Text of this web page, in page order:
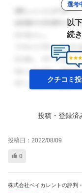
選考
以
続
クチコミ
投稿・登録済
投稿日： 2022/08/09
0
株式会社ベイカレントの評判